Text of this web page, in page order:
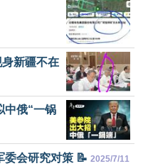
新疆不在
中俄“一锅
委会研究对策 📝 2025/7/11